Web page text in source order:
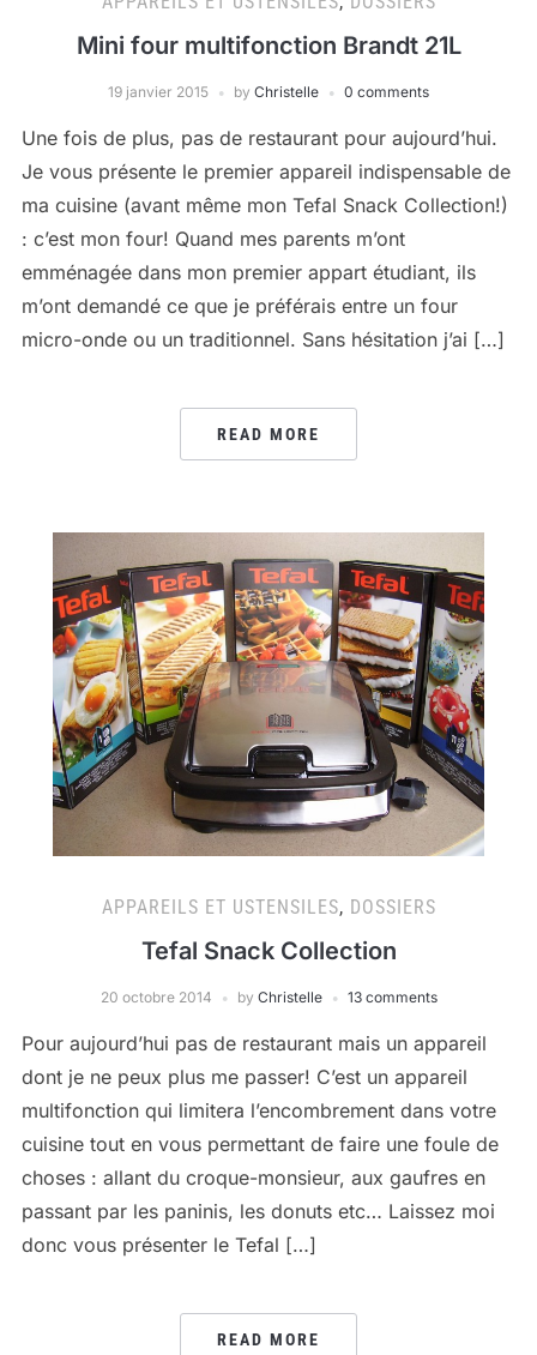
Mini four multifonction Brandt 21L
19 janvier 2015 by Christelle 0 comments
Une fois de plus, pas de restaurant pour aujourd’hui.
Je vous présente le premier appareil indispensable de
ma cuisine (avant même mon Tefal Snack Collection!)
: c’est mon four! Quand mes parents m’ont
emménagée dans mon premier appart étudiant, ils
m’ont demandé ce que je préférais entre un four
micro-onde ou un traditionnel. Sans hésitation j’ai […]
READ MORE
APPAREILS ET USTENSILES, DOSSIERS
Tefal Snack Collection
20 octobre 2014 by Christelle 13 comments
Pour aujourd’hui pas de restaurant mais un appareil
dont je ne peux plus me passer! C’est un appareil
multifonction qui limitera l’encombrement dans votre
cuisine tout en vous permettant de faire une foule de
choses : allant du croque-monsieur, aux gaufres en
passant par les paninis, les donuts etc… Laissez moi
donc vous présenter le Tefal […]
READ MORE